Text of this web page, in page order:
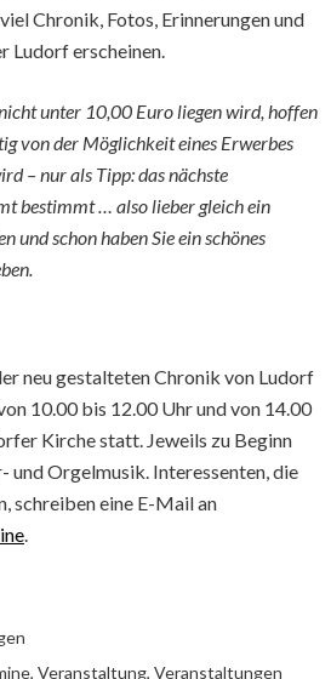
Chronik, Fotos, Erinnerungen und
Ludorf erscheinen.
unter 10,00 Euro liegen wird, hoffen
von der Möglichkeit eines Erwerbes
– nur als Tipp: das nächste
bestimmt … also lieber gleich ein
und schon haben Sie ein schönes
neu gestalteten Chronik von Ludorf
10.00 bis 12.00 Uhr und von 14.00
Kirche statt. Jeweils zu Beginn
und Orgelmusik. Interessenten, die
schreiben eine E-Mail an
, Veranstaltung, Veranstaltungen